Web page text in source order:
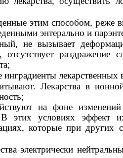
этим способом, реже
энтерально и
не вызывает
раздражение
лекарственных
Лекарства в
на фоне изменений
этих условиях эффект
которые при других
электрически